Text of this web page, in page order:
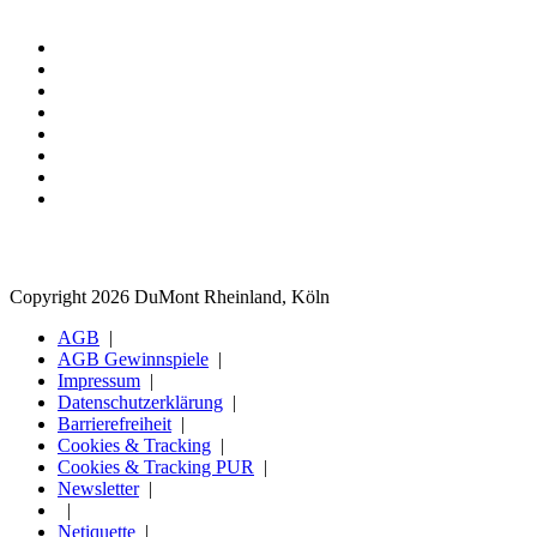
Copyright 2026 DuMont Rheinland, Köln
AGB
AGB Gewinnspiele
Impressum
Datenschutzerklärung
Barrierefreiheit
Cookies & Tracking
Cookies & Tracking PUR
Newsletter
Netiquette